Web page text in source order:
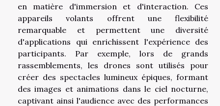
en matière d'immersion et d'interaction. Ces
appareils volants offrent une flexibilité
remarquable et permettent une diversité
d'applications qui enrichissent l'expérience des
participants. Par exemple, lors de grands
rassemblements, les drones sont utilisés pour
créer des spectacles lumineux épiques, formant
des images et animations dans le ciel nocturne,
captivant ainsi l'audience avec des performances